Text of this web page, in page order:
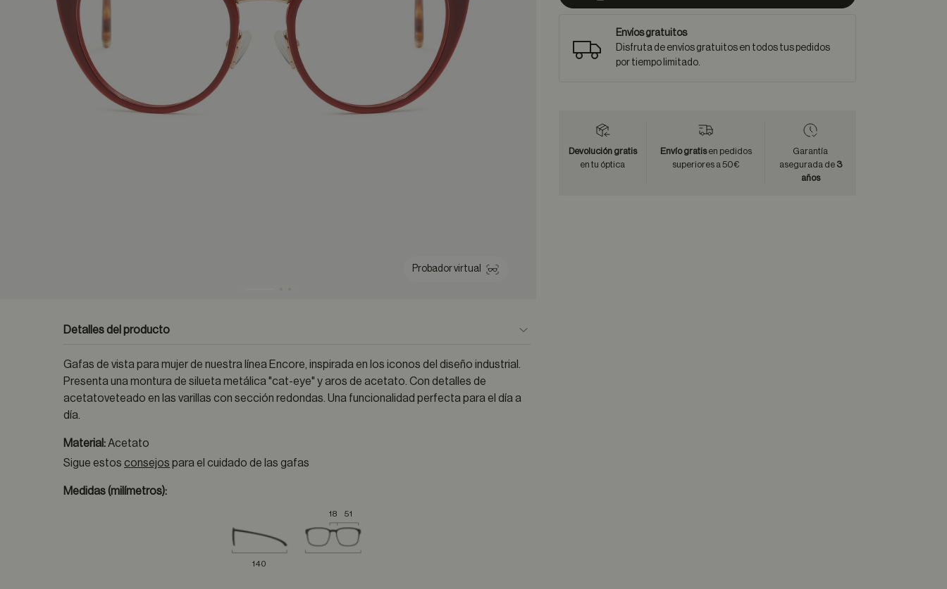
Probador virtual
Detalles del producto
Gafas de vista para mujer de nuestra línea Encore, inspirada en los iconos del diseño industrial.
Presenta una montura de silueta metálica "cat-eye" y aros de acetato. Con detalles de
acetatoveteado en las varillas con sección redondas. Una funcionalidad perfecta para el día a
día.
Material:Acetato
Sigue estosconsejos para el cuidado de las gafas
Medidas (milímetros):
18 51
140
Envíos gratuitos
Disfruta de envíos gratuitos en todos tus pedidos
por tiempo limitado.
Devolución gratis
en tu óptica
Envío gratisen pedidos
superiores a 50€
Garantía
asegurada de 3
años